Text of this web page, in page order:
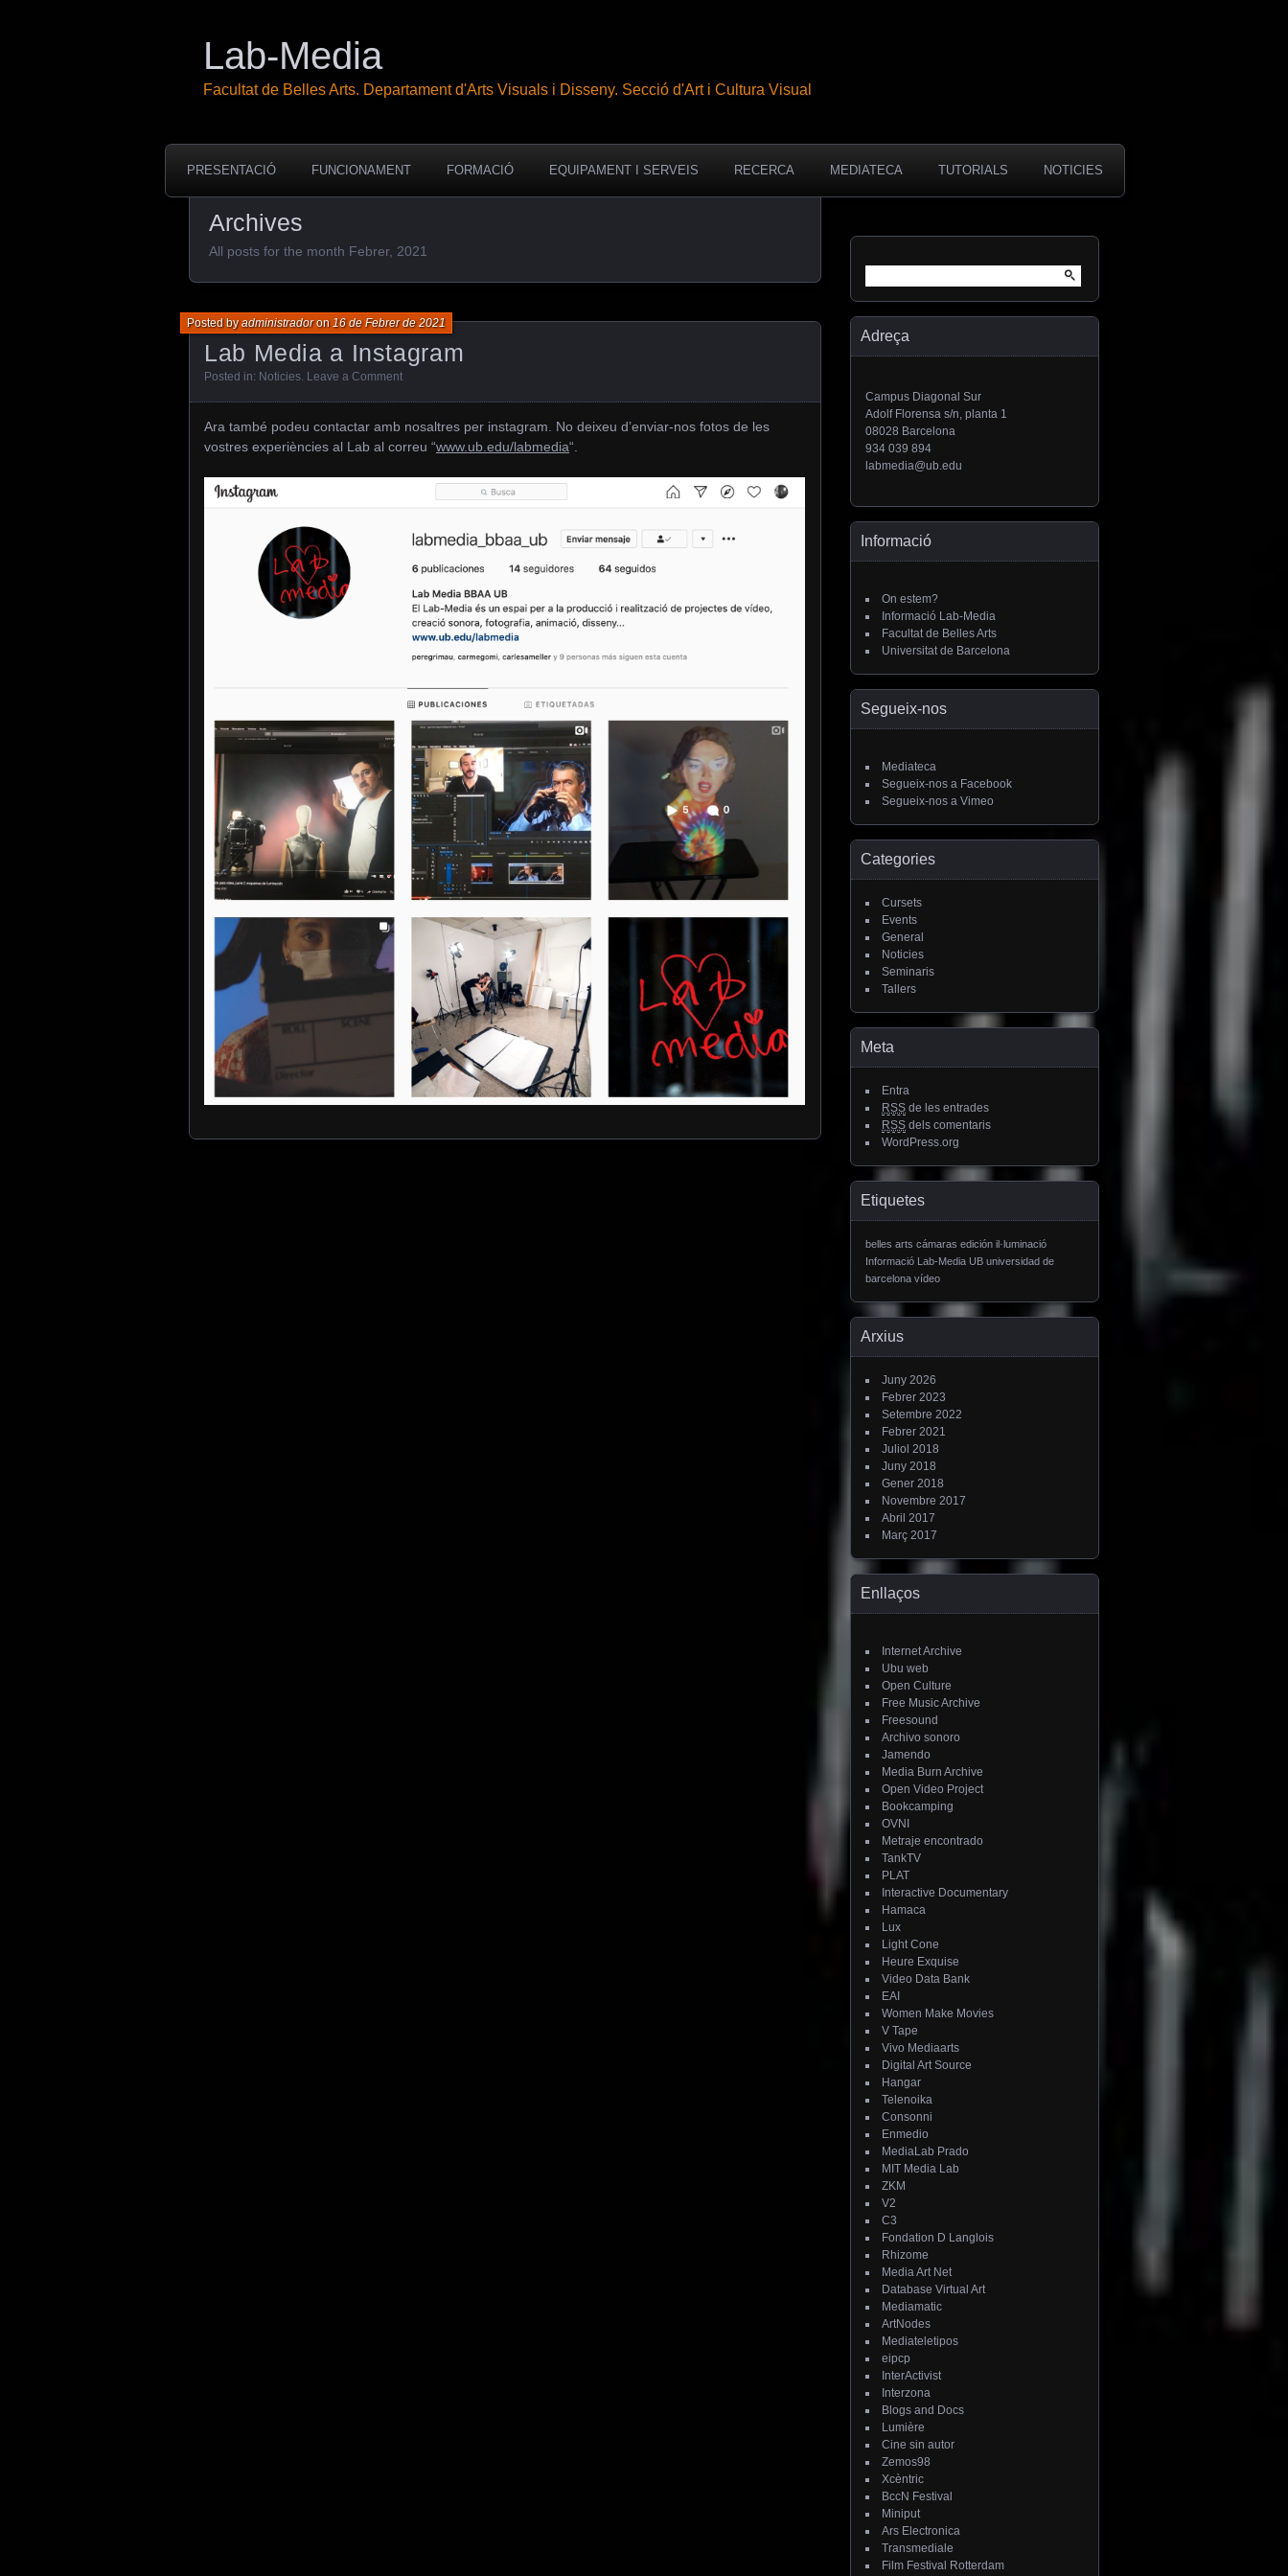
Lab-Media
Facultat de Belles Arts. Departament d'Arts Visuals i Disseny. Secció d'Art i Cultura Visual
PRESENTACIÓ FUNCIONAMENT FORMACIÓ EQUIPAMENT I SERVEIS RECERCA MEDIATECA TUTORIALS NOTICIES
Archives
All posts for the month Febrer, 2021
Lab Media a Instagram
Posted byadministradoron 16 de Febrer de 2021
Posted in: Noticies Leave a Comment
Ara també podeu contactar amb nosaltres per instagram. No deixeu d’enviar-nos fotos de les
vostres experiències al Lab al correu “www.ub.edu/labmedia“.
Adreça
Campus Diagonal Sur
Adolf Florensa s/n, planta 1
08028 Barcelona
934 039 894
labmedia@ub.edu
Informació
On estem?
Informació Lab-Media
Facultat de Belles Arts
Universitat de Barcelona
Segueix-nos
Mediateca
Segueix-nos a Facebook
Segueix-nos a Vimeo
Categories
Cursets
Events
General
Noticies
Seminaris
Tallers
Meta
Entra
RSS de les entrades
RSS dels comentaris
WordPress.org
Etiquetes
belles arts cámaras edición il·luminació
Informació Lab-Media UB universidad de
barcelona vídeo
Arxius
Juny 2026
Febrer 2023
Setembre 2022
Febrer 2021
Juliol 2018
Juny 2018
Gener 2018
Novembre 2017
Abril 2017
Març 2017
Enllaços
Internet Archive
Ubu web
Open Culture
Free Music Archive
Freesound
Archivo sonoro
Jamendo
Media Burn Archive
Open Video Project
Bookcamping
OVNI
Metraje encontrado
TankTV
PLAT
Interactive Documentary
Hamaca
Lux
Light Cone
Heure Exquise
Video Data Bank
EAI
Women Make Movies
V Tape
Vivo Mediaarts
Digital Art Source
Hangar
Telenoika
Consonni
Enmedio
MediaLab Prado
MIT Media Lab
ZKM
V2
C3
Fondation D Langlois
Rhizome
Media Art Net
Database Virtual Art
Mediamatic
ArtNodes
Mediateletipos
eipcp
InterActivist
Interzona
Blogs and Docs
Lumière
Cine sin autor
Zemos98
Xcèntric
BccN Festival
Miniput
Ars Electronica
Transmediale
Film Festival Rotterdam